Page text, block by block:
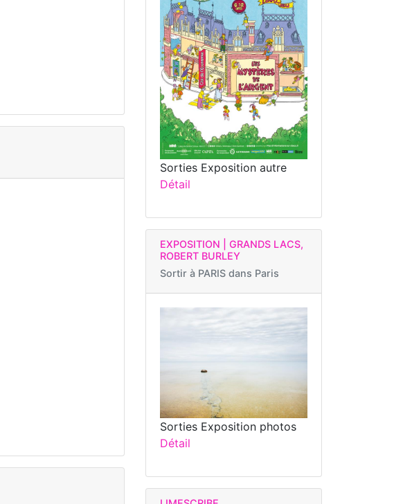
Sorties Exposition autre
Détail
EXPOSITION | GRANDS LACS,
ROBERT BURLEY
Sortir à PARIS dans Paris
Sorties Exposition photos
Détail